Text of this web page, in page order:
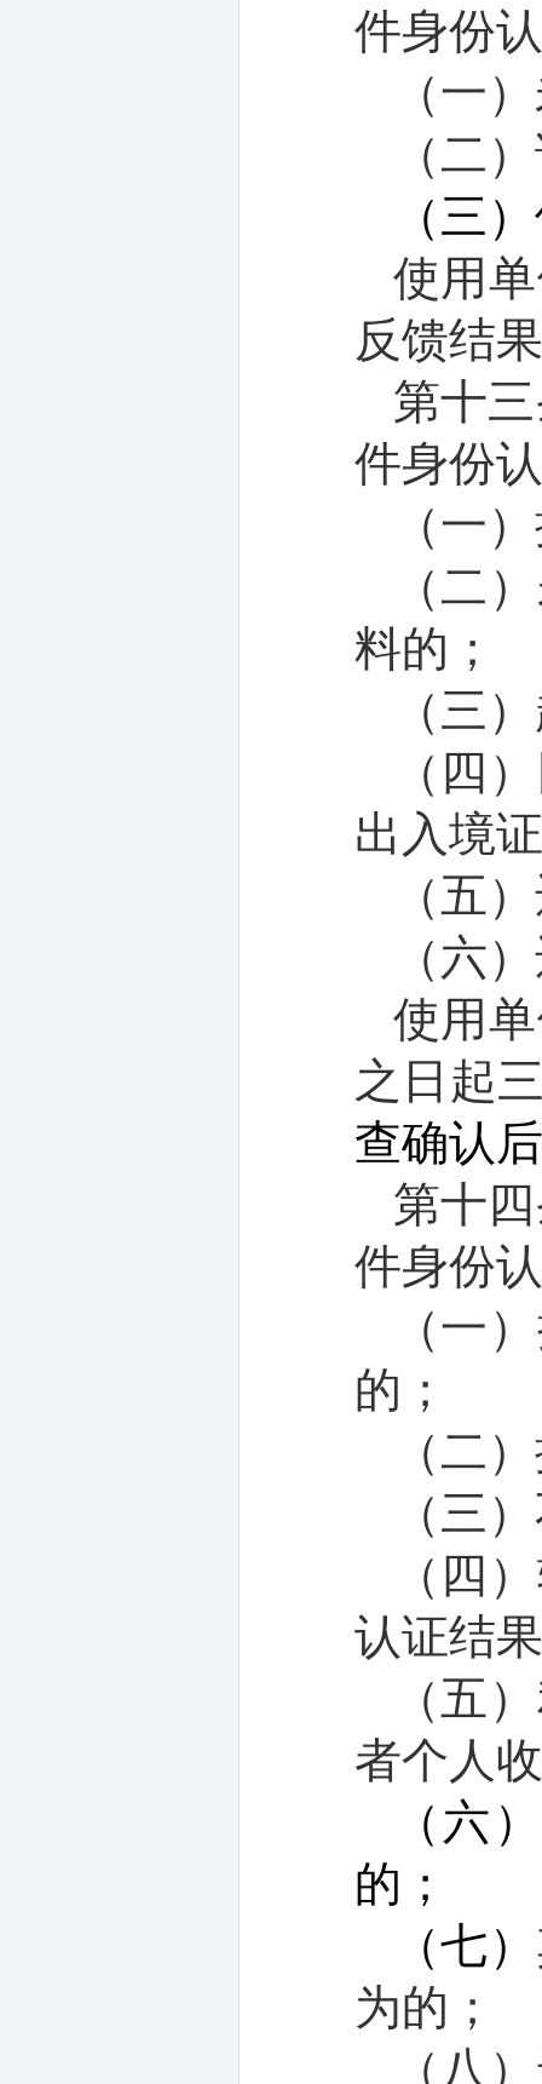
件身份
（一）
（二
（三）
使用
反馈结
第十三
件身份
（一
（二
料的；
（三）
（四
出入境
（五
（六）
使用
之日起
查确认
第十四
件身份
（一
的；
（二
（三
（四
认证结
（五
者个人
（六
的；
（七）
为的；
（八）